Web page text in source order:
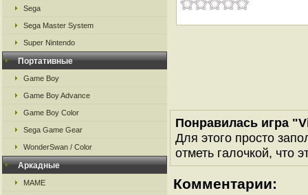
Sega
Sega Master System
Super Nintendo
Портативные
Game Boy
Game Boy Advance
Game Boy Color
Sega Game Gear
WonderSwan / Color
Аркадные
MAME
Понравилась игра
Для этого просто
отметь галочкой, что
Комментарии: